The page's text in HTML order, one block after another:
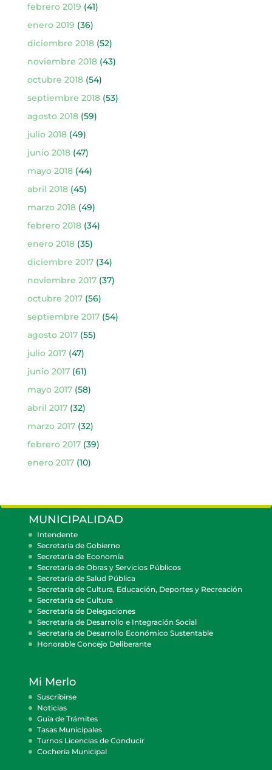
febrero 2019 (41)
enero 2019 (36)
diciembre 2018(52)
noviembre 2018(43)
octubre 2018(54)
septiembre 2018(53)
agosto 2018(59)
julio 2018(49)
junio 2018(47)
mayo 2018(44)
abril 2018(45)
marzo 2018(49)
febrero 2018(34)
enero 2018(35)
diciembre 2017(34)
noviembre 2017(37)
octubre 2017(56)
septiembre 2017(54)
agosto 2017(55)
julio 2017(47)
junio 2017(61)
mayo 2017(58)
abril 2017(32)
marzo 2017(32)
febrero 2017(39)
enero 2017(10)
MUNICIPALIDAD
Intendente
Secretaría de Gobierno
Secretaría de Economía
Secretaría de Obras y Servicios Públicos
Secretaría de Salud Pública
Secretaría de Cultura, Educación, Deportes y Recreación
Secretaría de Cultura
Secretaría de Delegaciones
Secretaría de Desarrollo e Integración Social
Secretaría de Desarrollo Económico Sustentable
Honorable Concejo Deliberante
Mi Merlo
Suscribirse
Noticias
Guía de Trámites
Tasas Municipales
Turnos Licencias de Conducir
Cocheria Municipal